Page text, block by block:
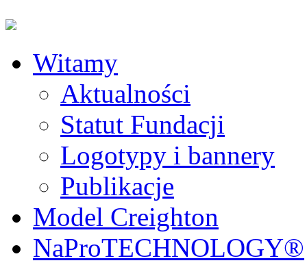
Witamy
Aktualności
Statut Fundacji
Logotypy i bannery
Publikacje
Model Creighton
NaProTECHNOLOGY®